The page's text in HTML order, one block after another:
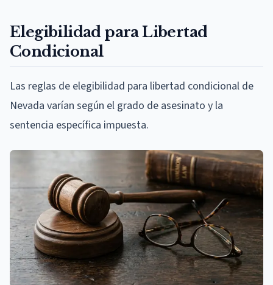
Elegibilidad para Libertad
Condicional
Las reglas de elegibilidad para libertad condicional de
Nevada varían según el grado de asesinato y la
sentencia específica impuesta.